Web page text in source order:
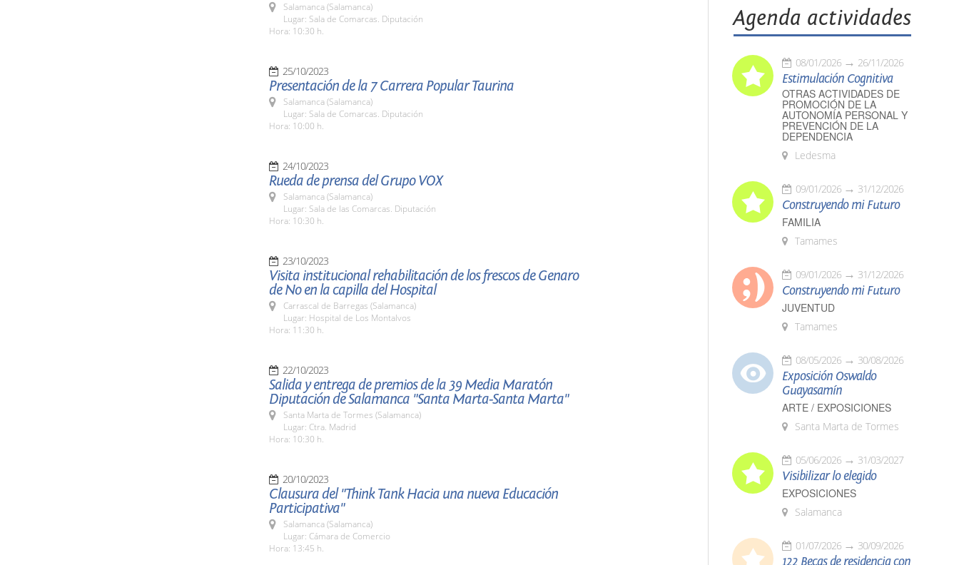
Salamanca (Salamanca)
Lugar: Sala de Comarcas. Diputación
Hora: 10:30 h.
25/10/2023
Presentación de la 7 Carrera Popular Taurina
Salamanca (Salamanca)
Lugar: Sala de Comarcas. Diputación
Hora: 10:00 h.
24/10/2023
Rueda de prensa del Grupo VOX
Salamanca (Salamanca)
Lugar: Sala de las Comarcas. Diputación
Hora: 10:30 h.
23/10/2023
Visita institucional rehabilitación de los frescos de Genaro
de No en la capilla del Hospital
Carrascal de Barregas (Salamanca)
Lugar: Hospital de Los Montalvos
Hora: 11:30 h.
22/10/2023
Salida y entrega de premios de la 39 Media Maratón
Diputación de Salamanca "Santa Marta-Santa Marta"
Santa Marta de Tormes (Salamanca)
Lugar: Ctra. Madrid
Hora: 10:30 h.
20/10/2023
Clausura del "Think Tank Hacia una nueva Educación
Participativa"
Salamanca (Salamanca)
Lugar: Cámara de Comercio
Hora: 13:45 h.
Agenda actividades
08/01/2026 26/11/2026
Estimulación Cognitiva
OTRAS ACTIVIDADES DE
PROMOCIÓN DE LA
AUTONOMÍA PERSONAL Y
PREVENCIÓN DE LA
DEPENDENCIA
Ledesma
09/01/2026 31/12/2026
Construyendo mi Futuro
FAMILIA
Tamames
09/01/2026 31/12/2026
Construyendo mi Futuro
JUVENTUD
Tamames
08/05/2026 30/08/2026
Exposición Oswaldo
Guayasamín
ARTE / EXPOSICIONES
Santa Marta de Tormes
05/06/2026 31/03/2027
Visibilizar lo elegido
EXPOSICIONES
Salamanca
01/07/2026 30/09/2026
122 Becas de residencia con